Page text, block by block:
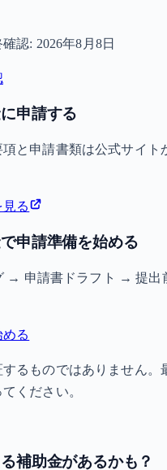
認: 2026年8月8日
申請する
と申請書類は公式サイト
る
申請準備を始める
→ 申請書ドラフト → 提出
る
るものではありません。
ください。
補助金があるかも？